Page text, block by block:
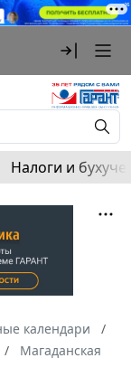
Налоги и
календари
Магаданская